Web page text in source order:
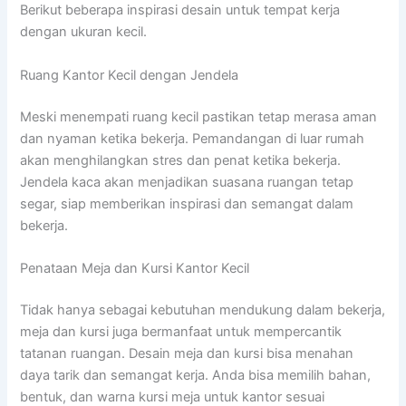
Berikut beberapa inspirasi desain untuk tempat kerja
dengan ukuran kecil.
Ruang Kantor Kecil dengan Jendela
Meski menempati ruang kecil pastikan tetap merasa aman
dan nyaman ketika bekerja. Pemandangan di luar rumah
akan menghilangkan stres dan penat ketika bekerja.
Jendela kaca akan menjadikan suasana ruangan tetap
segar, siap memberikan inspirasi dan semangat dalam
bekerja.
Penataan Meja dan Kursi Kantor Kecil
Tidak hanya sebagai kebutuhan mendukung dalam bekerja,
meja dan kursi juga bermanfaat untuk mempercantik
tatanan ruangan. Desain meja dan kursi bisa menahan
daya tarik dan semangat kerja. Anda bisa memilih bahan,
bentuk, dan warna kursi meja untuk kantor sesuai